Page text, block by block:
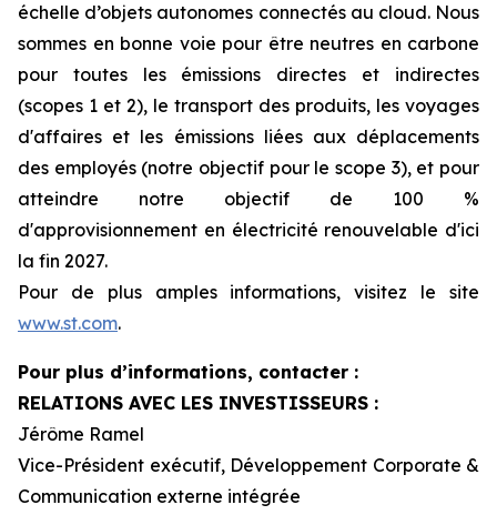
échelle d’objets autonomes connectés au cloud. Nous
sommes en bonne voie pour être neutres en carbone
pour toutes les émissions directes et indirectes
(scopes 1 et 2), le transport des produits, les voyages
d'affaires et les émissions liées aux déplacements
des employés (notre objectif pour le scope 3), et pour
atteindre notre objectif de 100 %
d'approvisionnement en électricité renouvelable d'ici
la fin 2027.
Pour de plus amples informations, visitez le site
www.st.com.
Pour plus d’informations, contacter :
RELATIONS AVEC LES INVESTISSEURS :
Jérôme Ramel
Vice-Président exécutif, Développement Corporate &
Communication externe intégrée